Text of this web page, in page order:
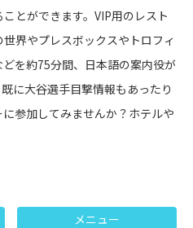
とができます。VIP用のレスト
界やプレスボックスやトロフィ
を約75分間、日本語の案内役が
に大谷選手目撃情報もあったり
参加してみませんか？ホテルや
メニュー